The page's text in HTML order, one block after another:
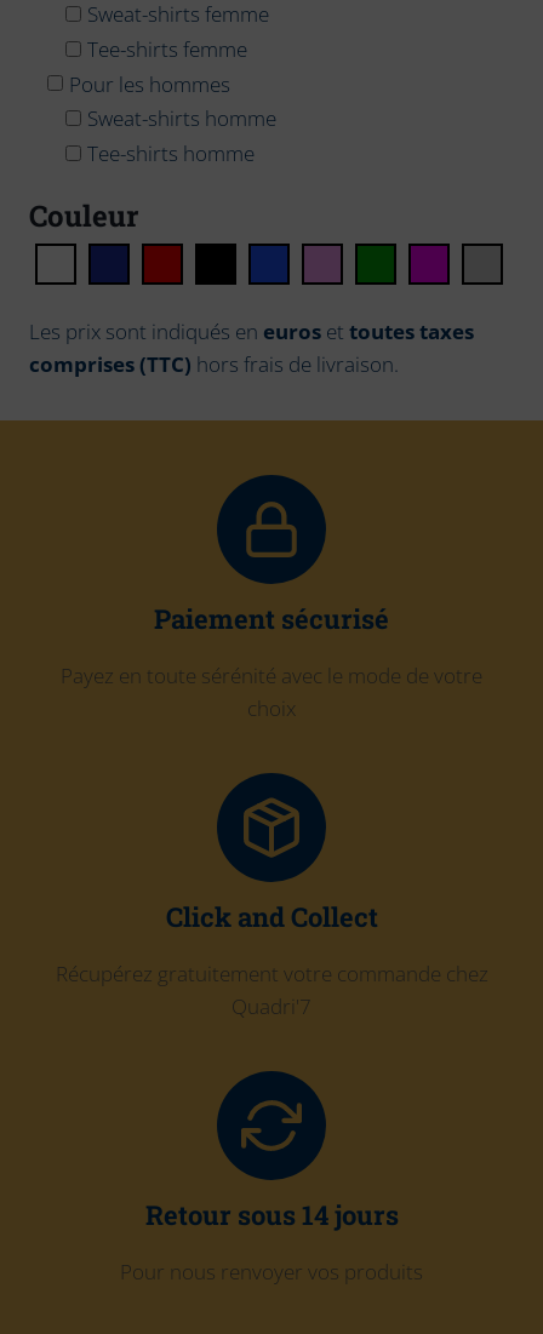
Sweat-shirts femme
Tee-shirts femme
Pour les hommes
Sweat-shirts homme
Tee-shirts homme
Couleur
Les prix sont indiqués en euros et toutes taxes
comprises (TTC) hors frais de livraison.
Paiement sécurisé
Payez en toute sérénité avec le mode de votre
choix
Click and Collect
Récupérez gratuitement votre commande chez
Quadri'7
Retour sous 14 jours
Pour nous renvoyer vos produits